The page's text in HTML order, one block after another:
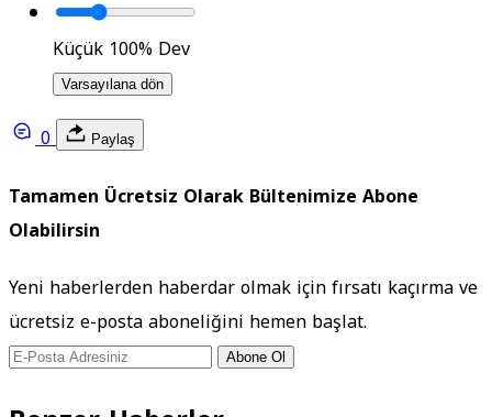
Küçük 100%Dev
Varsayılana dön
0 Paylaş
Tamamen Ücretsiz Olarak Bültenimize Abone
Olabilirsin
Yeni haberlerden haberdar olmak için fırsatı kaçırma ve
ücretsiz e-posta aboneliğini hemen başlat.
Abone Ol